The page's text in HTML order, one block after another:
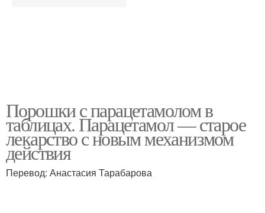
Порошки с парацетамолом в
таблицах. Парацетамол — старое
лекарство с новым механизмом
действия
Перевод: Анастасия Тарабарова